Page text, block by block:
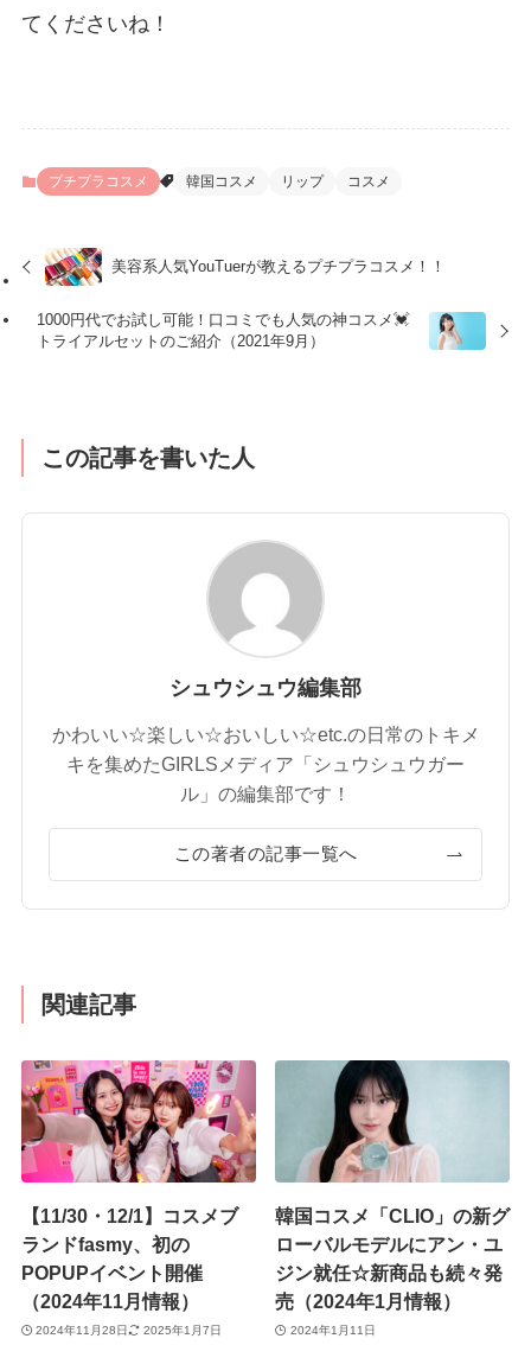
てくださいね！
プチプラコスメ 韓国コスメ リップ コスメ
美容系人気YouTuerが教えるプチプラコスメ！！
1000円代でお試し可能！口コミでも人気の神コスメ💓
トライアルセットのご紹介（2021年9月）
この記事を書いた人
シュウシュウ編集部
かわいい☆楽しい☆おいしい☆etc.の日常のトキメ
キを集めたGIRLSメディア「シュウシュウガー
ル」の編集部です！
この著者の記事一覧へ
関連記事
【11/30・12/1】コスメブ
ランドfasmy、初の
POPUPイベント開催
（2024年11月情報）
2024年11月28日 2025年1月7日
韓国コスメ「CLIO」の新グ
ローバルモデルにアン・ユ
ジン就任☆新商品も続々発
売（2024年1月情報）
2024年1月11日